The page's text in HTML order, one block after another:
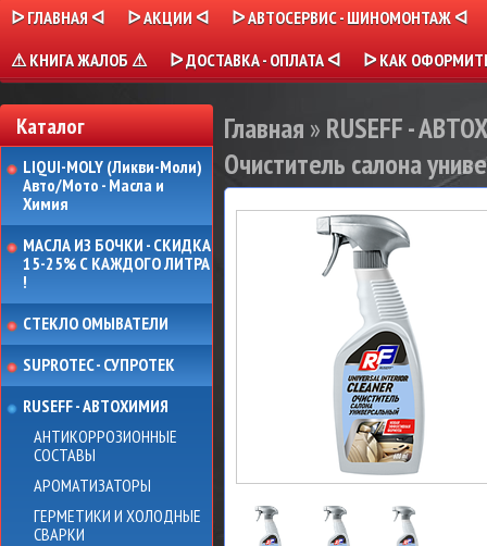
ᐅ ГЛАВНАЯ ᐊ ᐅ АКЦИИ ᐊ
ᐅ АВТОСЕРВИС - ШИНОМОНТАЖ ᐊ
⚠ КНИГА ЖАЛОБ ⚠
ᐅ ДОСТАВКА - ОПЛАТА ᐊ ᐅ КАК
Каталог
LIQUI-MOLY (Ликви-Моли)
Авто/Мото - Масла и
Химия
МАСЛА ИЗ БОЧКИ - СКИДКА
15-25% С КАЖДОГО ЛИТРА
!
СТЕКЛО ОМЫВАТЕЛИ
SUPROTEC - СУПРОТЕК
RUSEFF - АВТОХИМИЯ
АНТИКОРРОЗИОННЫЕ
СОСТАВЫ
АРОМАТИЗАТОРЫ
ГЕРМЕТИКИ И ХОЛОДНЫЕ
СВАРКИ
Главная » RUSEFF -
Очиститель салона